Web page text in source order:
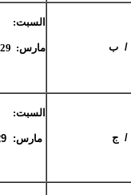
/ ب
السبت:
مارس: 29
/ ج
السبت:
مارس: 29